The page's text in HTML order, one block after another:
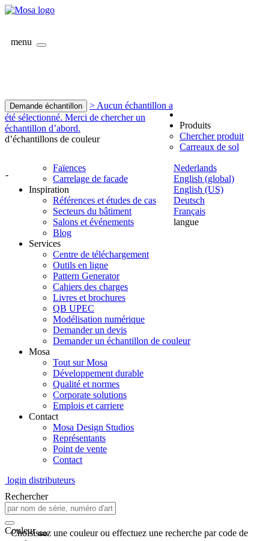
menu
Demande échantillon
> Aucun échantillon a
été sélectionné. Merci de chercher un
échantillon d’abord.
d’échantillons de couleur
-
Nederlands
English (global)
English (US)
Deutsch
Français
langue
Produits
Chercher produit
Carreaux de sol
Faïences
Carrelage de facade
Inspiration
Références et études de cas
Secteurs du bâtiment
Salons et événements
Blog
Services
Centre de téléchargement
Outils en ligne
Pattern Generator
Cahiers des charges
Livres et brochures
QB UPEC
Modélisation numérique
Demander un devis
Demander un échantillon de couleur
Mosa
Tout sur Mosa
Développement durable
Qualité et normes
Corporate solutions
Emplois et carriere
Contact
Mosa Design Studios
Représentants
Point de vente
Contact
login distributeurs
Rechercher
Couleur
Choisissez une couleur ou effectuez une recherche par code de